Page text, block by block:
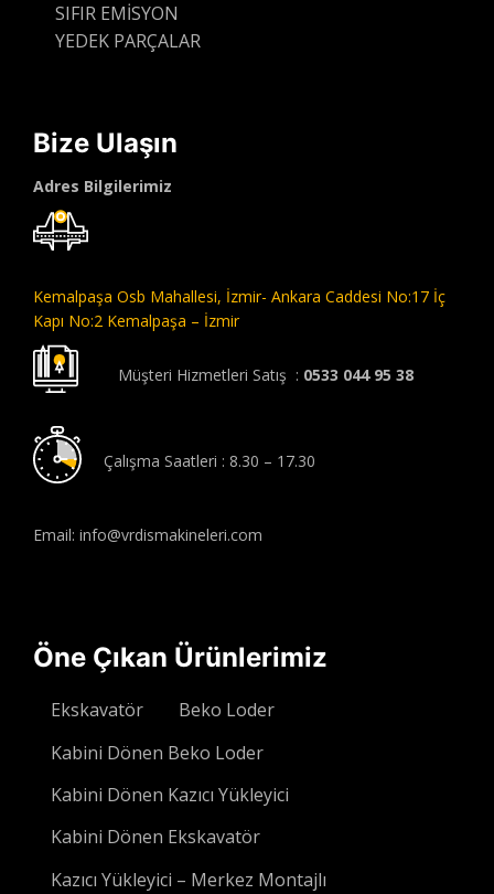
SIFIR EMİSYON
YEDEK PARÇALAR
Bize Ulaşın
Adres Bilgilerimiz
Kemalpaşa Osb Mahallesi, İzmir- Ankara Caddesi No:17 İç
Kapı No:2 Kemalpaşa – İzmir
Müşteri Hizmetleri Satış : 0533 044 95 38
Çalışma Saatleri : 8.30 – 17.30
Email: info@vrdismakineleri.com
Öne Çıkan Ürünlerimiz
Ekskavatör
Beko Loder
Kabini Dönen Beko Loder
Kabini Dönen Kazıcı Yükleyici
Kabini Dönen Ekskavatör
Kazıcı Yükleyici – Merkez Montajlı